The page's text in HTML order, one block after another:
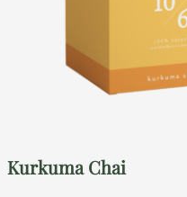
Kurkuma Chai